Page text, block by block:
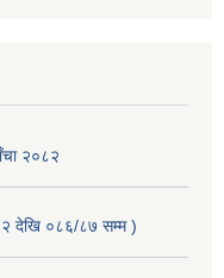
२०८२
देखि ०८६/८७ सम्म )